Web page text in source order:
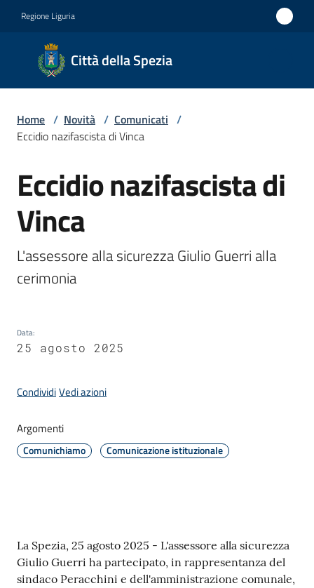
Regione Liguria
Città della Spezia
Città
della
Medaglia
Merito
Civile
Medaglia
d'argento
al Valor
Militare
Novità
Servizi
Home / Novità / Comunicati /
Eccidio nazifascista di Vinca
Salta al contenuto
Eccidio nazifascista di
Vinca
L'assessore alla sicurezza Giulio Guerri alla
cerimonia
Data:
25 agosto 2025
CondividiVedi azioni
Argomenti
Comunichiamo Comunicazione istituzionale
Contenuto
La Spezia, 25 agosto 2025 - L'assessore alla sicurezza
Giulio Guerri ha partecipato, in rappresentanza del
sindaco Peracchini e dell'amministrazione comunale,